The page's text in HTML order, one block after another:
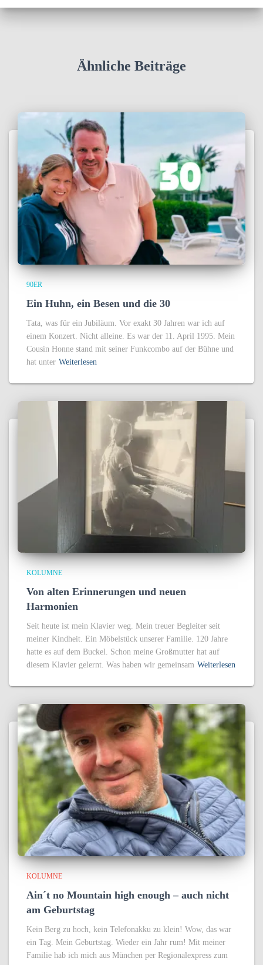
Ähnliche Beiträge
90ER
Ein Huhn, ein Besen und die 30
Tata, was für ein Jubiläum. Vor exakt 30 Jahren war ich auf
einem Konzert. Nicht alleine. Es war der 11. April 1995. Mein
Cousin Honne stand mit seiner Funkcombo auf der Bühne und
hat unter Weiterlesen
KOLUMNE
Von alten Erinnerungen und neuen
Harmonien
Seit heute ist mein Klavier weg. Mein treuer Begleiter seit
meiner Kindheit. Ein Möbelstück unserer Familie. 120 Jahre
hatte es auf dem Buckel. Schon meine Großmutter hat auf
diesem Klavier gelernt. Was haben wir gemeinsam Weiterlesen
KOLUMNE
Ain´t no Mountain high enough – auch nicht
am Geburtstag
Kein Berg zu hoch, kein Telefonakku zu klein! Wow, das war
ein Tag. Mein Geburtstag. Wieder ein Jahr rum! Mit meiner
Familie hab ich mich aus München per Regionalexpress zum